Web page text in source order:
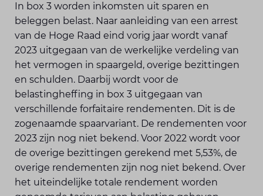
In box 3 worden inkomsten uit sparen en
beleggen belast. Naar aanleiding van een arrest
van de Hoge Raad eind vorig jaar wordt vanaf
2023 uitgegaan van de werkelijke verdeling van
het vermogen in spaargeld, overige bezittingen
en schulden. Daarbij wordt voor de
belastingheffing in box 3 uitgegaan van
verschillende forfaitaire rendementen. Dit is de
zogenaamde spaarvariant. De rendementen voor
2023 zijn nog niet bekend. Voor 2022 wordt voor
de overige bezittingen gerekend met 5,53%, de
overige rendementen zijn nog niet bekend. Over
het uiteindelijke totale rendement worden